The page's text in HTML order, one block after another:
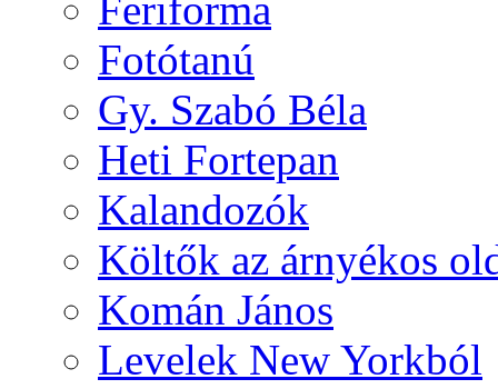
Feriforma
Fotótanú
Gy. Szabó Béla
Heti Fortepan
Kalandozók
Költők az árnyékos
Komán János
Levelek New Yorkból